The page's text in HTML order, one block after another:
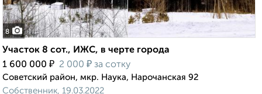
8
Участок 8 сот., ИЖС, в черте города
1 600 000 ₽ 2 000 ₽ за сотку
Советский район, мкр. Наука, Нарочанская 92
Собственник, 19.03.2022